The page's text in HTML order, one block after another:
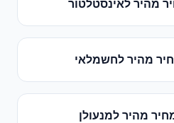
מהירלאינסטלטור
מהירלחשמלאי
מהירלמנעולן